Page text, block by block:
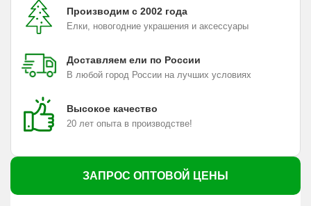
Производим с 2002 года
Елки, новогодние украшения и аксессуары
Доставляем ели по России
В любой город России на лучших условиях
Высокое качество
20 лет опыта в производстве!
ЗАПРОС ОПТОВОЙ ЦЕНЫ